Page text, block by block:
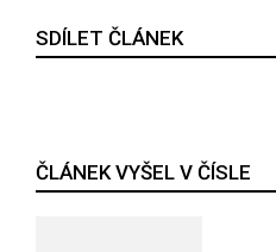
SDÍLET ČLÁNEK
ČLÁNEK VYŠEL V ČÍSLE